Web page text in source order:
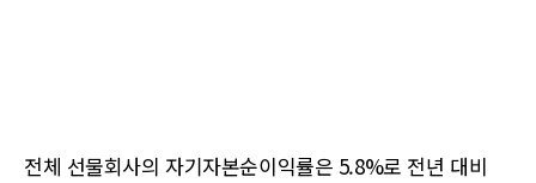
전체 선물회사의 자기자본순이익률은 5.8%로 전년 대비